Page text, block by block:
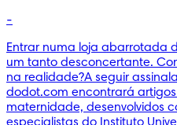
-
Entrar numa loja abarrotada
um tanto desconcertante.
na realidade?A seguir
dodot.com encontrará
maternidade, desenvolvidos
especialistas do Instituto